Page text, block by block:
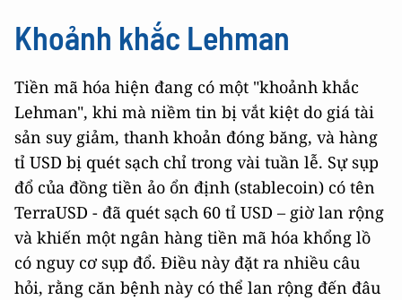
Khoảnh khắc Lehman
Tiền mã hóa hiện đang có một "khoảnh khắc
Lehman", khi mà niềm tin bị vắt kiệt do giá tài
sản suy giảm, thanh khoản đóng băng, và hàng
tỉ USD bị quét sạch chỉ trong vài tuần lễ. Sự sụp
đổ của đồng tiền ảo ổn định (stablecoin) có tên
TerraUSD - đã quét sạch 60 tỉ USD – giờ lan rộng
và khiến một ngân hàng tiền mã hóa khổng lồ
có nguy cơ sụp đổ. Điều này đặt ra nhiều câu
hỏi, rằng căn bệnh này có thể lan rộng đến đâu